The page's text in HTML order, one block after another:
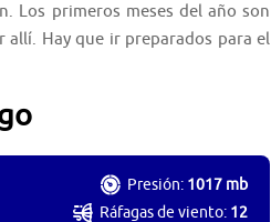
Los primeros meses del año son
allí. Hay que ir preparados para el
Presión: 1017 mb
Ráfagas de viento: 12